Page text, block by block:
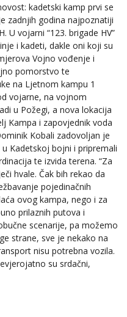
kadetski kamp prvi se
zadnjih godina najpoznatiji
U vojarni “123. brigade HV”
i kadeti, dakle oni koji su
Vojno vođenje i
pomorstvo te
na Ljetnom kampu 1
vojarne, na vojnom
u Požegi, a nova lokacija
Kampa i zapovjednik voda
Kobali zadovoljan je
Kadetskoj bojni i pripremali
te izvida terena. “Za
hvale. Čak bih rekao da
pojedinačnih
ovog kampa, nego i za
prilaznih putova i
scenarije, pa možemo
strane, sve je nekako na
nisu potrebna vozila.
su srdačni,